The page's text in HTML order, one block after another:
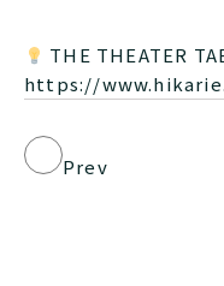
THE THEATER
https://
Prev